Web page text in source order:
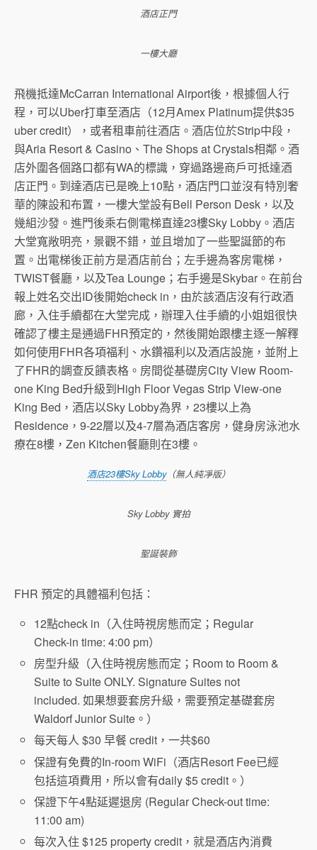
酒店正門
一樓大廳
飛機抵達McCarran International Airport後，根據個人行
程，可以Uber打車至酒店（12月Amex Platinum提供$35
uber credit），或者租車前往酒店。酒店位於Strip中段，
與Aria Resort & Casino、The Shops at Crystals相鄰。酒
店外圍各個路口都有WA的標識，穿過路邊商戶可抵達酒
店正門。到達酒店已是晚上10點，酒店門口並沒有特別奢
華的陳設和布置，一樓大堂設有Bell Person Desk，以及
幾組沙發。進門後乘右側電梯直達23樓Sky Lobby。酒店
大堂寬敞明亮，景觀不錯，並且增加了一些聖誕節的布
置。出電梯後正前方是酒店前台；左手邊為客房電梯，
TWIST餐廳，以及Tea Lounge；右手邊是Skybar。在前台
報上姓名交出ID後開始check in，由於該酒店沒有行政酒
廊，入住手續都在大堂完成，辦理入住手續的小姐姐很快
確認了樓主是通過FHR預定的，然後開始跟樓主逐一解釋
如何使用FHR各項福利、水鑽福利以及酒店設施，並附上
了FHR的調查反饋表格。房間從基礎房City View Room-
one King Bed升級到High Floor Vegas Strip View-one
King Bed，酒店以Sky Lobby為界，23樓以上為
Residence，9-22層以及4-7層為酒店客房，健身房泳池水
療在8樓，Zen Kitchen餐廳則在3樓。
酒店23樓Sky Lobby（無人純凈版）
Sky Lobby 實拍
聖誕裝飾
FHR 預定的具體福利包括：
12點check in（入住時視房態而定；Regular
Check-in time: 4:00 pm）
房型升級（入住時視房態而定；Room to Room &
Suite to Suite ONLY. Signature Suites not
included. 如果想要套房升級，需要預定基礎套房
Waldorf Junior Suite。）
每天每人 $30 早餐 credit，一共$60
保證有免費的In-room WiFi（酒店Resort Fee已經
包括這項費用，所以會有daily $5 credit。）
保證下午4點延遲退房 (Regular Check-out time:
11:00 am)
每次入住 $125 property credit，就是酒店內消費